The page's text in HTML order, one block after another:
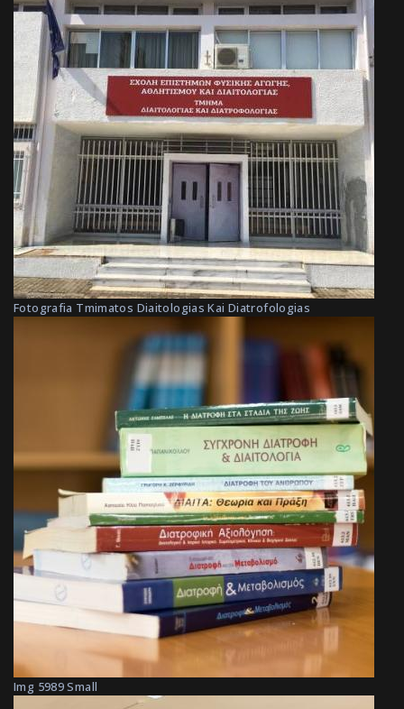
Fotografia Tmimatos Diaitologias Kai Diatrofologias
Img 5989 Small